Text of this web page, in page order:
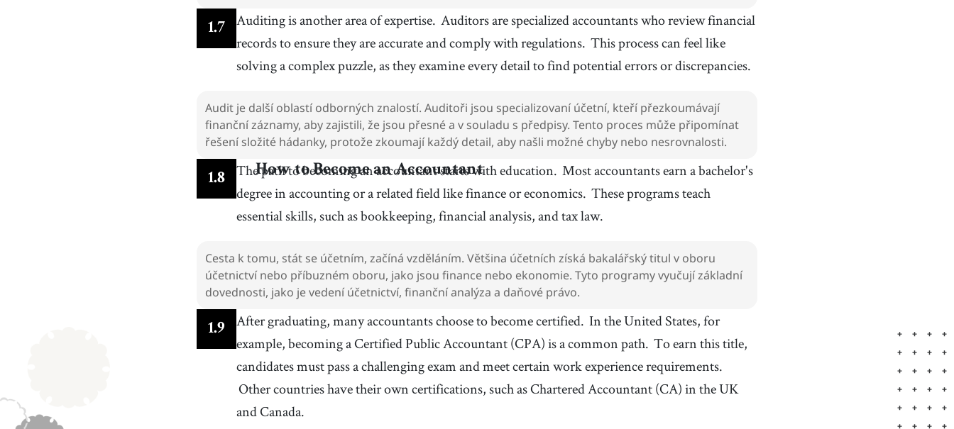
1.7 Auditing is another area of expertise. Auditors are specialized accountants who review financial
records to ensure they are accurate and comply with regulations. This process can feel like
solving a complex puzzle, as they examine every detail to find potential errors or discrepancies.
Audit je další oblastí odborných znalostí. Auditoři jsou specializovaní účetní, kteří přezkoumávají
finanční záznamy, aby zajistili, že jsou přesné a v souladu s předpisy. Tento proces může připomínat
řešení složité hádanky, protože zkoumají každý detail, aby našli možné chyby nebo nesrovnalosti.
How to Become an Accountant
1.8 The path to becoming an accountant starts with education. Most accountants earn a bachelor's
degree in accounting or a related field like finance or economics. These programs teach
essential skills, such as bookkeeping, financial analysis, and tax law.
Cesta k tomu, stát se účetním, začíná vzděláním. Většina účetních získá bakalářský titul v oboru
účetnictví nebo příbuzném oboru, jako jsou finance nebo ekonomie. Tyto programy vyučují základní
dovednosti, jako je vedení účetnictví, finanční analýza a daňové právo.
1.9 After graduating, many accountants choose to become certified. In the United States, for
example, becoming a Certified Public Accountant (CPA) is a common path. To earn this title,
candidates must pass a challenging exam and meet certain work experience requirements.
Other countries have their own certifications, such as Chartered Accountant (CA) in the UK
and Canada.